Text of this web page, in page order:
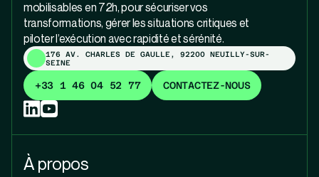
mobilisables en 72h, pour sécuriser vos
transformations, gérer les situations critiques et
piloter l’exécution avec rapidité et sérénité.
176 AV. CHARLES DE GAULLE, 92200 NEUILLY-SUR-
SEINE
+33 1 46 04 52 77 CONTACTEZ-NOUS
À propos